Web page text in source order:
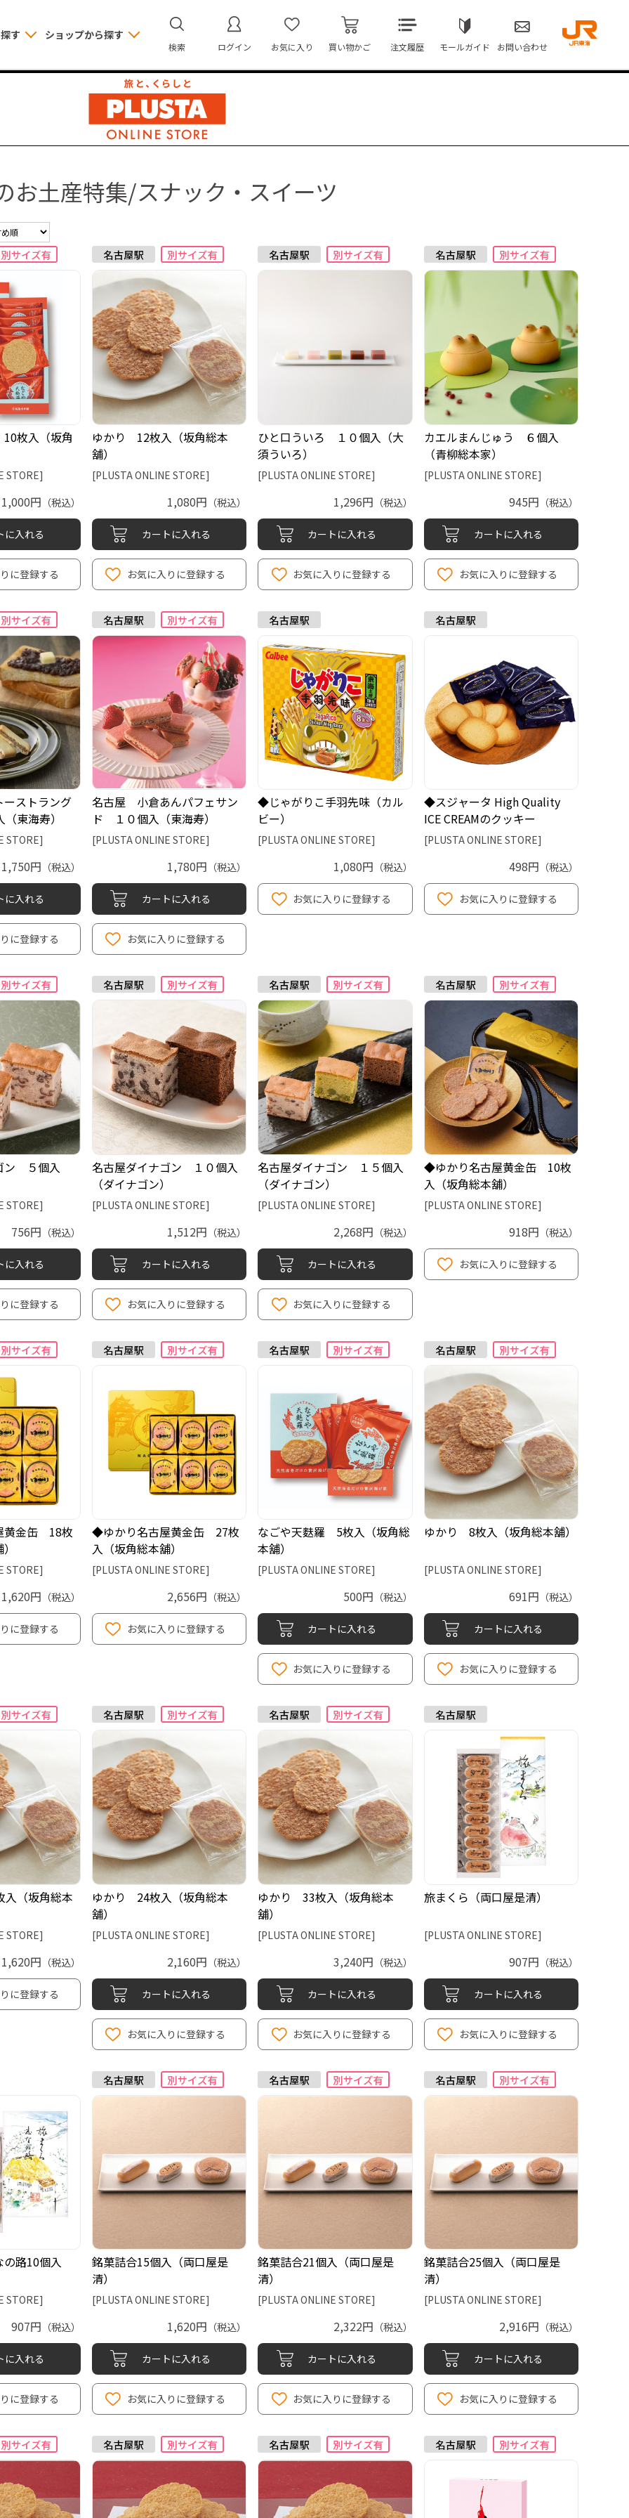
す ショップから探す
検索 ログイン お気に入り 買い物かご 注文履歴 モールガイド お問い合わせ
お土産特集/スナック・スイーツ
枚入（坂角
STORE]
1,000円 （税込）
に入れる
に登録する
ゆかり 12枚入（坂角総本
舖）
[PLUSTA ONLINE STORE]
1,080円 （税込）
カートに入れる
お気に入りに登録する
ひと口ういろ １０個入（大
須ういろ）
[PLUSTA ONLINE STORE]
1,296円 （税込）
カートに入れる
お気に入りに登録する
カエルまんじゅう ６個入
（青柳総本家）
[PLUSTA ONLINE STORE]
945円 （税込）
カートに入れる
お気に入りに登録する
ストラング
東海寿）
STORE]
1,750円 （税込）
に入れる
に登録する
名古屋 小倉あんパフェサン
ド １０個入（東海寿）
[PLUSTA ONLINE STORE]
1,780円 （税込）
カートに入れる
お気に入りに登録する
◆じゃがりこ手羽先味（カル
ビー）
[PLUSTA ONLINE STORE]
1,080円 （税込）
お気に入りに登録する
◆スジャータ High Quality
ICE CREAMのクッキー
[PLUSTA ONLINE STORE]
498円 （税込）
お気に入りに登録する
ン ５個入
STORE]
756円 （税込）
に入れる
に登録する
名古屋ダイナゴン １０個入
（ダイナゴン）
[PLUSTA ONLINE STORE]
1,512円 （税込）
カートに入れる
お気に入りに登録する
名古屋ダイナゴン １５個入
（ダイナゴン）
[PLUSTA ONLINE STORE]
2,268円 （税込）
カートに入れる
お気に入りに登録する
◆ゆかり名古屋黄金缶 10枚
入（坂角総本舖）
[PLUSTA ONLINE STORE]
918円 （税込）
お気に入りに登録する
黄金缶 18枚
STORE]
1,620円 （税込）
に登録する
◆ゆかり名古屋黄金缶 27枚
入（坂角総本舖）
[PLUSTA ONLINE STORE]
2,656円 （税込）
お気に入りに登録する
なごや天麩羅 5枚入（坂角総
本舖）
[PLUSTA ONLINE STORE]
500円 （税込）
カートに入れる
お気に入りに登録する
ゆかり 8枚入（坂角総本舖）
[PLUSTA ONLINE STORE]
691円 （税込）
カートに入れる
お気に入りに登録する
（坂角総本
STORE]
1,620円 （税込）
に登録する
ゆかり 24枚入（坂角総本
舖）
[PLUSTA ONLINE STORE]
2,160円 （税込）
カートに入れる
お気に入りに登録する
ゆかり 33枚入（坂角総本
舖）
[PLUSTA ONLINE STORE]
3,240円 （税込）
カートに入れる
お気に入りに登録する
旅まくら（両口屋是清）
[PLUSTA ONLINE STORE]
907円 （税込）
カートに入れる
お気に入りに登録する
路10個入
STORE]
907円 （税込）
に入れる
に登録する
銘菓詰合15個入（両口屋是
清）
[PLUSTA ONLINE STORE]
1,620円 （税込）
カートに入れる
お気に入りに登録する
銘菓詰合21個入（両口屋是
清）
[PLUSTA ONLINE STORE]
2,322円 （税込）
カートに入れる
お気に入りに登録する
銘菓詰合25個入（両口屋是
清）
[PLUSTA ONLINE STORE]
2,916円 （税込）
カートに入れる
お気に入りに登録する